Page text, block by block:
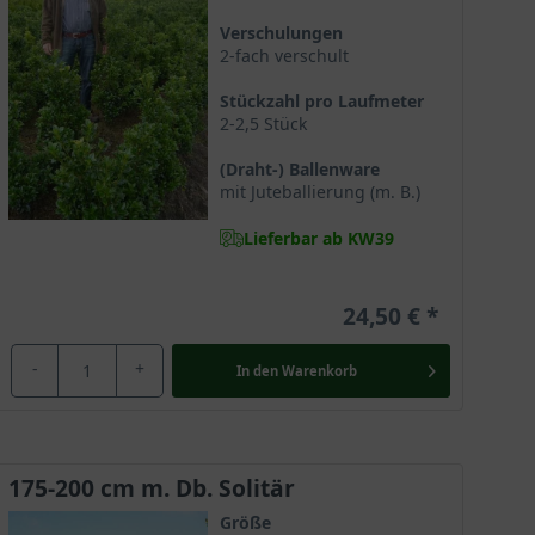
alle Sorten des Ilex auf einen Blick.
können das passende Exemplar auswählen –
in unserem Shop hat eine Größe zwischen
geliefert. Informieren Sie sich auf unserm Blog
erreicht die Ilex meserveae 'Heckenfee' eine
cm. Damit gehört dieses Exemplar zu den eher
Verschulungen
2-fach verschult
Stückzahl pro Laufmeter
2-2,5 Stück
(Draht-) Ballenware
mit Juteballierung (m. B.)
Lieferbar ab KW39
24,50 €
- + In den Warenkorb
175-200 cm m. Db. Solitär
Größe